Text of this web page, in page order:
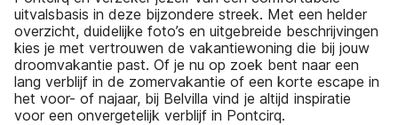
uitvalsbasis in deze bijzondere streek. Met een helder
overzicht, duidelijke foto’s en uitgebreide beschrijvingen
kies je met vertrouwen de vakantiewoning die bij jouw
droomvakantie past. Of je nu op zoek bent naar een
lang verblijf in de zomervakantie of een korte escape in
het voor- of najaar, bij Belvilla vind je altijd inspiratie
voor een onvergetelijk verblijf in Pontcirq.